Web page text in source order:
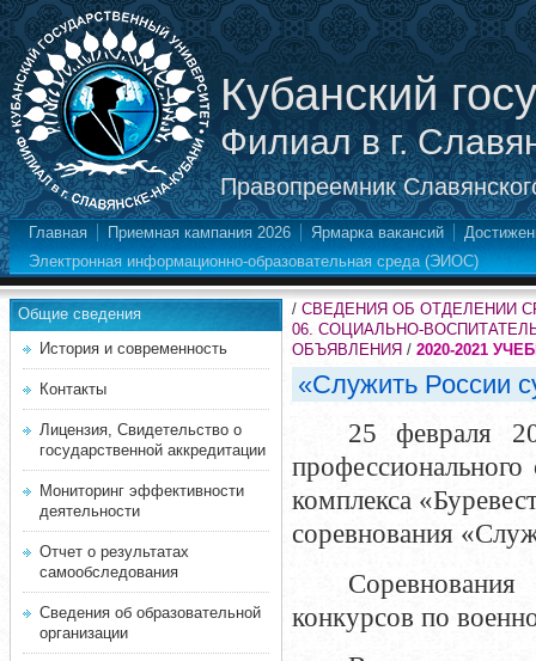
Кубанский
Филиал в г.
Правопреемник
Главная Приемная кампания 2026 Ярмарка вакансий
Электронная информационно-образовательная среда (ЭИОС)
Общие сведения
История и современность
Контакты
Лицензия, Свидетельство о
государственной аккредитации
Мониторинг эффективности
деятельности
Отчет о результатах
самообследования
Сведения об образовательной
организации
/ СВЕДЕНИЯ ОБ ОТДЕЛЕНИИ
06. СОЦИАЛЬНО-
ОБЪЯВЛЕНИЯ / 2020-2021
«Служить России
25 февраля
профессионального
комплекса
соревнования
конкурсов по